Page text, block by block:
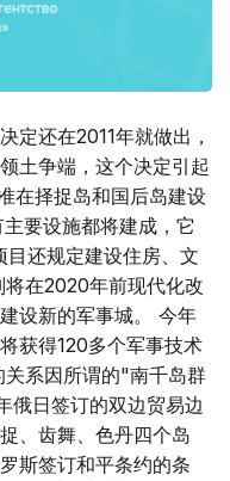
定还在2011年就做出，
土争端，这个决定引起
在择捉岛和国后岛建设
要设施都将建成，它
还规定建设住房、文
在2020年前现代化改
设新的军事城。 今年
获得120多个军事技术
系因所谓的"南千岛群
俄日签订的双边贸易边
、齿舞、色丹四个岛
斯签订和平条约的条